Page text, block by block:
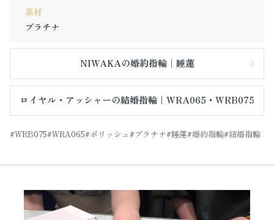
素材
プラチナ
NIWAKAの婚約指輪｜睡蓮
ロイヤル・アッシャーの結婚指輪｜WRA065・WRB075
WRB075 WRA065 ポリッシュ プラチナ 睡蓮 婚約指輪 結婚指輪